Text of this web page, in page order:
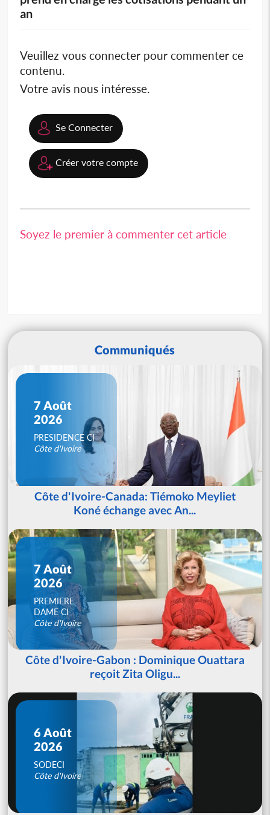
an
Veuillez vous connecter pour commenter ce
contenu.
Votre avis nous intéresse.
Se Connecter
Créer votre compte
Soyez le premier à commenter cet article
Communiqués
7 Août
2026
PRESIDENCE CI
Côte d'Ivoire
Côte d'Ivoire-Canada: Tiémoko Meyliet
Koné échange avec An...
7 Août
2026
PREMIERE
DAME CI
Côte d'Ivoire
Côte d'Ivoire-Gabon : Dominique Ouattara
reçoit Zita Oligu...
6 Août
2026
SODECI
Côte d'Ivoire